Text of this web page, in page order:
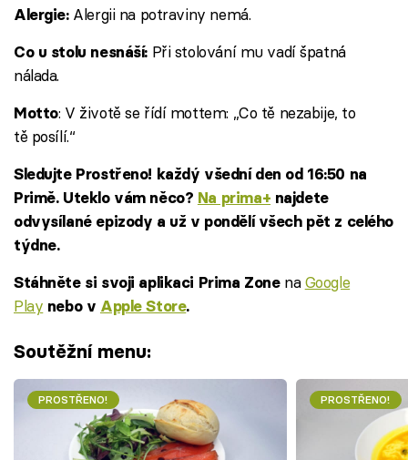
Alergie:Alergii na potraviny nemá.
Co u stolu nesnáší:Při stolování mu vadí špatná
nálada.
Motto: V životě se řídí mottem: „Co tě nezabije, to
tě posílí.“
Sledujte Prostřeno! každý všední den od 16:50 na
Primě. Uteklo vám něco? Na prima+ najdete
odvysílané epizody a už v pondělí všech pět z celého
týdne.
Stáhněte si svoji aplikaci Prima Zone naGoogle
Play nebo v Apple Store.
Soutěžní menu:
PROSTŘENO! PROSTŘENO!